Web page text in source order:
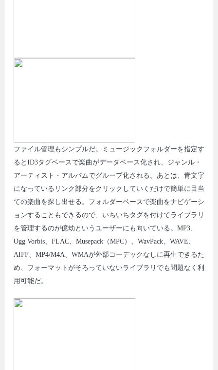
ファイル管理もシンプルだ。ミュージックフォルダーを指定す
るとID3タグベースで楽曲がデータベース化され、ジャンル・
アーティスト・アルバムでグループ化される。あとは、青文字
になっているリンク部分をクリックしていくだけで簡単に目当
ての楽曲を探し出せる。フォルダーベースで楽曲をナビゲーシ
ョンすることもできるので、いちいちタグを付けてライブラリ
を管理するのが億劫というユーザーにも向いている。MP3、
Ogg Vorbis、FLAC、Musepack（MPC）、WavPack、WAVE、
AIFF、MP4/M4A、WMAが外部コーデックなしに再生できるた
め、フォーマットがそろっていないライブラリでも問題なく利
用可能だ。